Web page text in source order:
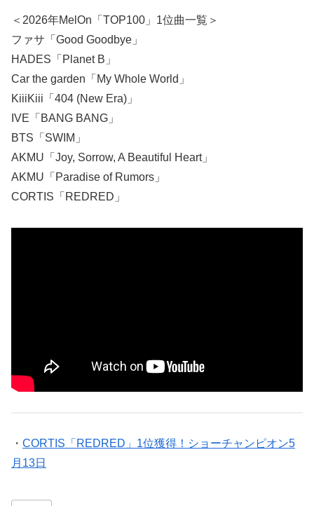
＜2026年MelOn「TOP100」1位曲一覧＞
ファサ「Good Goodbye」
HADES「Planet B」
Car the garden「My Whole World」
KiiiKiii「404 (New Era)」
IVE「BANG BANG」
BTS「SWIM」
AKMU「Joy, Sorrow, A Beautiful Heart」
AKMU「Paradise of Rumors」
CORTIS「REDRED」
・ CORTIS「REDRED」1位獲得！ショーチャンピオン5
月13日